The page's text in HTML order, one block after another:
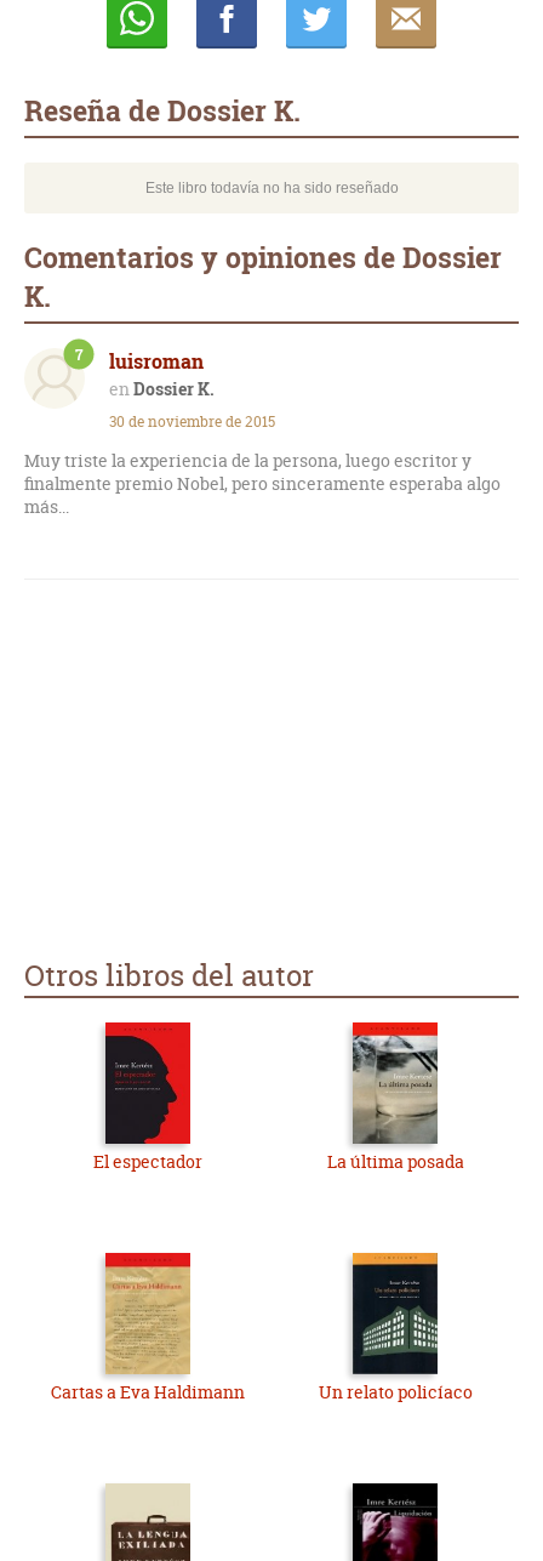
Reseña de Dossier K.
Este libro todavía no ha sido reseñado
Comentarios y opiniones de Dossier
K.
luisroman
Dossier K.
7
30 de noviembre de 2015
Muy triste la experiencia de la persona, luego escritor y
finalmente premio Nobel, pero sinceramente esperaba algo
más...
Otros libros del autor
El espectador La última posada
Cartas a Eva Haldimann Un relato policíaco